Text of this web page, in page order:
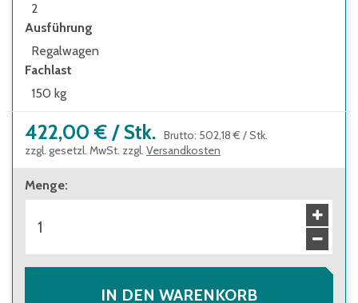
2
Ausführung
Regalwagen
Fachlast
150 kg
422,00 € / Stk. Brutto: 502,18 € /Stk.
zzgl. gesetzl. MwSt. zzgl. Versandkosten
Menge:
IN DEN WARENKORB